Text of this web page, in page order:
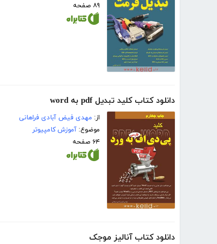
۸۹ صفحه
دانلود کتاب کلید تبدیل pdf به word
از: مهدی فیض آبادی فراهانی
موضوع: آموزش کامپیوتر
۶۴ صفحه
دانلود کتاب آنالیز موجک